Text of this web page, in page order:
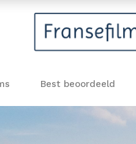
Best beoordeeld